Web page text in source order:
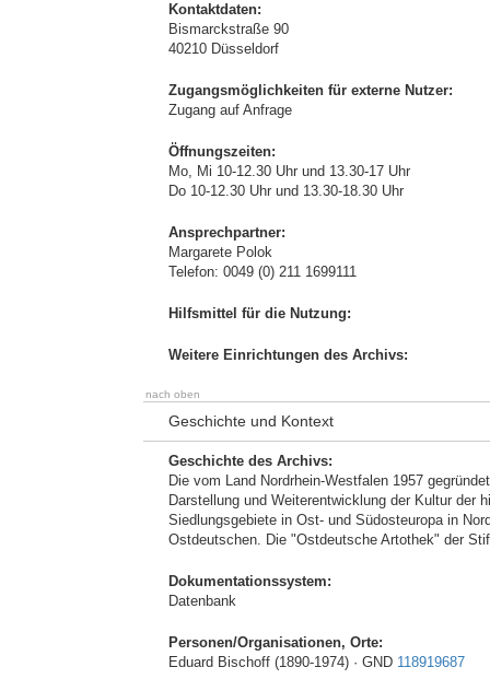
Kontaktdaten:
Bismarckstraße 90
40210 Düsseldorf
Zugangsmöglichkeiten für externe Nutzer:
Zugang auf Anfrage
Öffnungszeiten:
Mo, Mi 10-12.30 Uhr und 13.30-17 Uhr
Do 10-12.30 Uhr und 13.30-18.30 Uhr
Ansprechpartner:
Margarete Polok
Telefon: 0049 (0) 211 1699111
Hilfsmittel für die Nutzung:
Weitere Einrichtungen des Archivs:
nach oben
Geschichte und Kontext
Geschichte des Archivs:
Die vom Land Nordrhein-Westfalen 1957
Darstellung und Weiterentwicklung der Kultur der
Siedlungsgebiete in Ost- und Südosteuropa in
Ostdeutschen. Die "Ostdeutsche Artothek" der
Dokumentationssystem:
Datenbank
Personen/Organisationen, Orte:
Eduard Bischoff (1890-1974) · GND 118919687